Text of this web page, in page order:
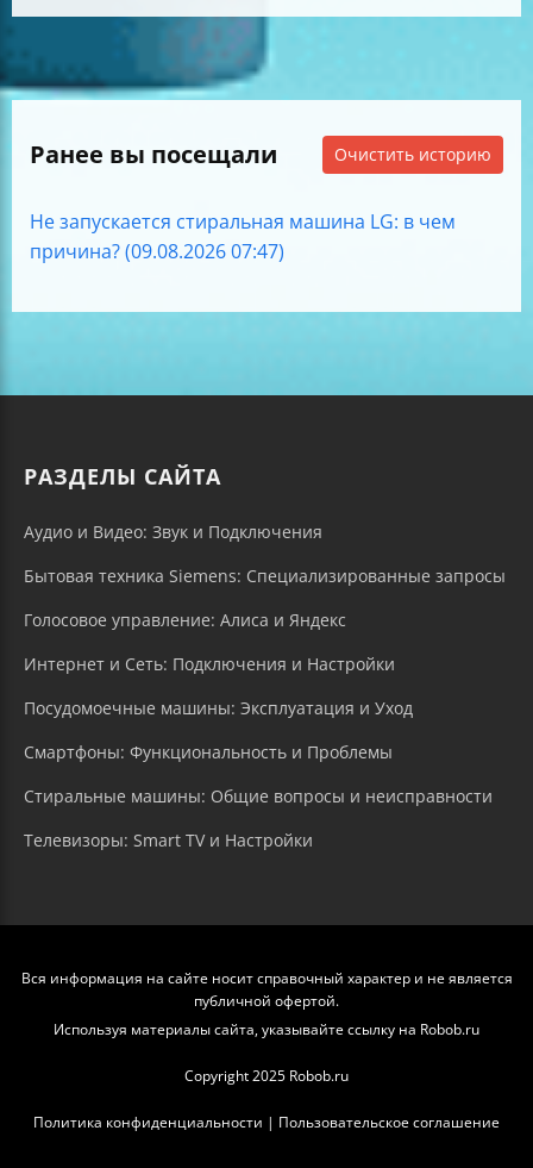
Ранее вы посещали Очистить историю
Не запускается стиральная машина LG: в чем
причина? (09.08.2026 07:47)
РАЗДЕЛЫ САЙТА
Аудио и Видео: Звук и Подключения
Бытовая техника Siemens: Специализированные запросы
Голосовое управление: Алиса и Яндекс
Интернет и Сеть: Подключения и Настройки
Посудомоечные машины: Эксплуатация и Уход
Смартфоны: Функциональность и Проблемы
Стиральные машины: Общие вопросы и неисправности
Телевизоры: Smart TV и Настройки
Вся информация на сайте носит справочный характер и не является
публичной офертой.
Используя материалы сайта, указывайте ссылку на Robob.ru
Copyright 2025 Robob.ru
Политика конфиденциальности | Пользовательское соглашение